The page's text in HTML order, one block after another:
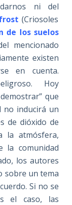
ni del
(Criosoles
de los suelos
mencionado
existen
en cuenta.
Hoy
que
no inducirá un
de dióxido de
la atmósfera,
la comunidad
los autores
sobre un tema
Si no se
el caso, las